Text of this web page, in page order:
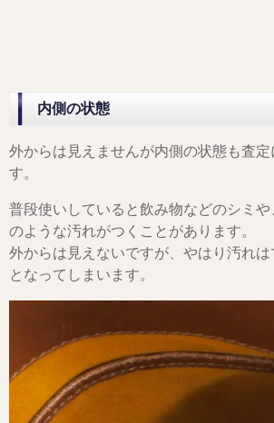
内側の状態
外からは見えませんが内側の状態も査定
す。
普段使いしていると飲み物などのシミ
のような汚れがつくことがあります。
外からは見えないですが、やはり汚れは
となってしまいます。